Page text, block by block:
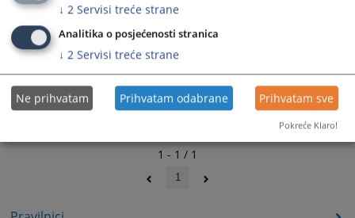
1 - 1 / 1
1
↓ 2 Servisi treće strane
Analitika o posjećenosti stranica
↓ 2 Servisi treće strane
Ne prihvatam Prihvatam odabrane Prihvatam sve
Pokreće Klaro!